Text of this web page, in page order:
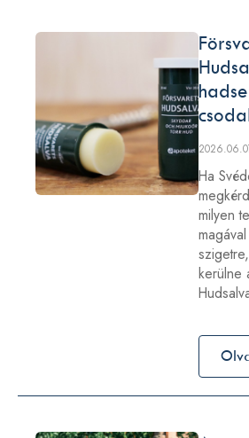
Ha
milyen
kerülne